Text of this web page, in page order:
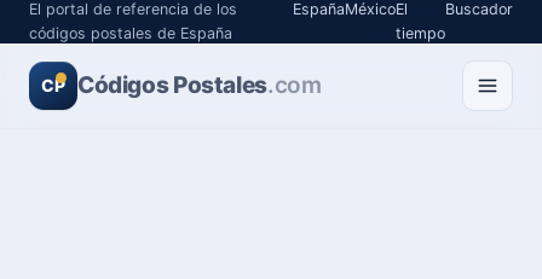
El portal de referencia de los
códigos postales de España
EspañaMéxicoEl
tiempo
Buscador
CP Códigos Postales.com